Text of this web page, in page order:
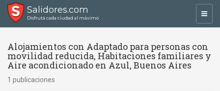
Salidores.com
Disfrutá cada ciudad al máximo
Alojamientos con Adaptado para personas con
movilidad reducida, Habitaciones familiares y
Aire acondicionado en Azul, Buenos Aires
1 publicaciones